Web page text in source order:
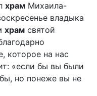
храм Михаила-
владыка
храм святой
которое на нас
«если бы вы были
но понеже вы не